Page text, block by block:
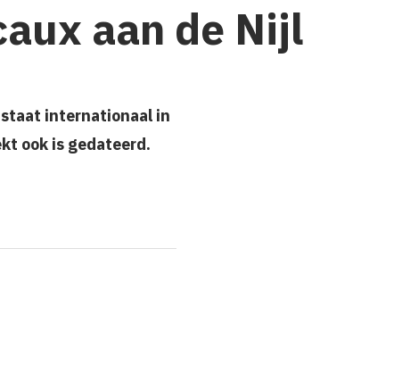
aan de Nijl
staat internationaal in
ook is gedateerd.